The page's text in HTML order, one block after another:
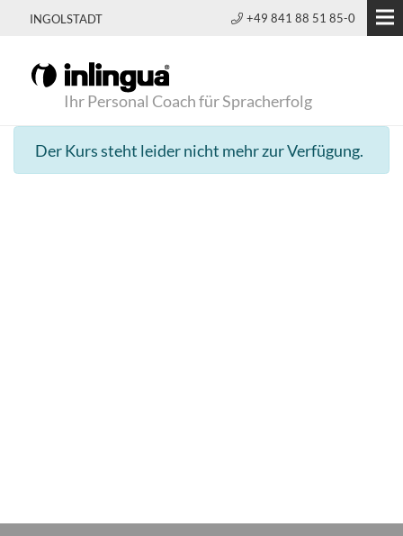
INGOLSTADT +49 841 88 51 85-0
Ihr Personal Coach für Spracherfolg
Der Kurs steht leider nicht mehr zur Verfügung.